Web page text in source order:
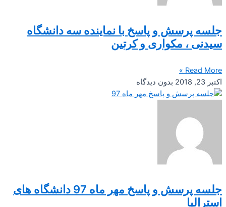
جلسه پرسش و پاسخ با نماینده سه دانشگاه
سیدنی ، مکواری و کرتین
Read More »
اکتبر 23, 2018
بدون دیدگاه
جلسه پرسش و پاسخ مهر ماه 97 دانشگاه های
استرالیا